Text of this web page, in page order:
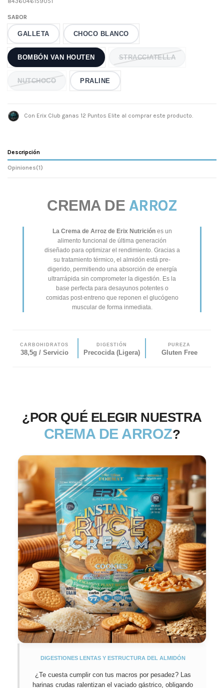
SABOR
GALLETA CHOCO BLANCO
BOMBÓN VAN HOUTEN STRACCIATELLA
NUTCHOCO PRALINE
Con Erix Club ganas 12 Puntos Elite al comprar este producto.
Descripción
Opiniones(1)
CREMA DE ARROZ
La Crema de Arroz de Erix Nutriciónes un
alimento funcional de última generación
diseñado para optimizar el rendimiento. Gracias a
su tratamiento térmico, el almidón está pre-
digerido, permitiendo una absorción de energía
ultrarrápida sin comprometer la digestión. Es la
base perfecta para desayunos potentes o
comidas post-entreno que reponen el glucógeno
muscular de forma inmediata.
CARBOHIDRATOS
38,5g / Servicio
DIGESTIÓN
Precocida (Ligera)
PUREZA
Gluten Free
¿POR QUÉ ELEGIR NUESTRA
CREMA DE ARROZ?
DIGESTIONES LENTAS Y ESTRUCTURA DEL ALMIDÓN
¿Te cuesta cumplir con tus macros por pesadez? Las
harinas crudas ralentizan el vaciado gástrico, obligando